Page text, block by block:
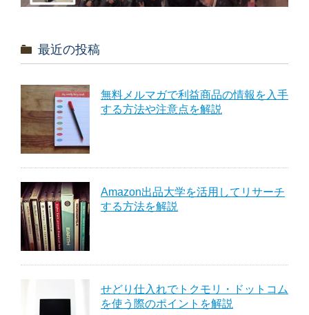
最近の投稿
無料メルマガで利益商品の情報を入手
する方法や注意点を解説
Amazon出品大学を活用してリサーチ
する方法を解説
せどり仕入れでトクモリ・ドットコム
を使う際のポイントを解説